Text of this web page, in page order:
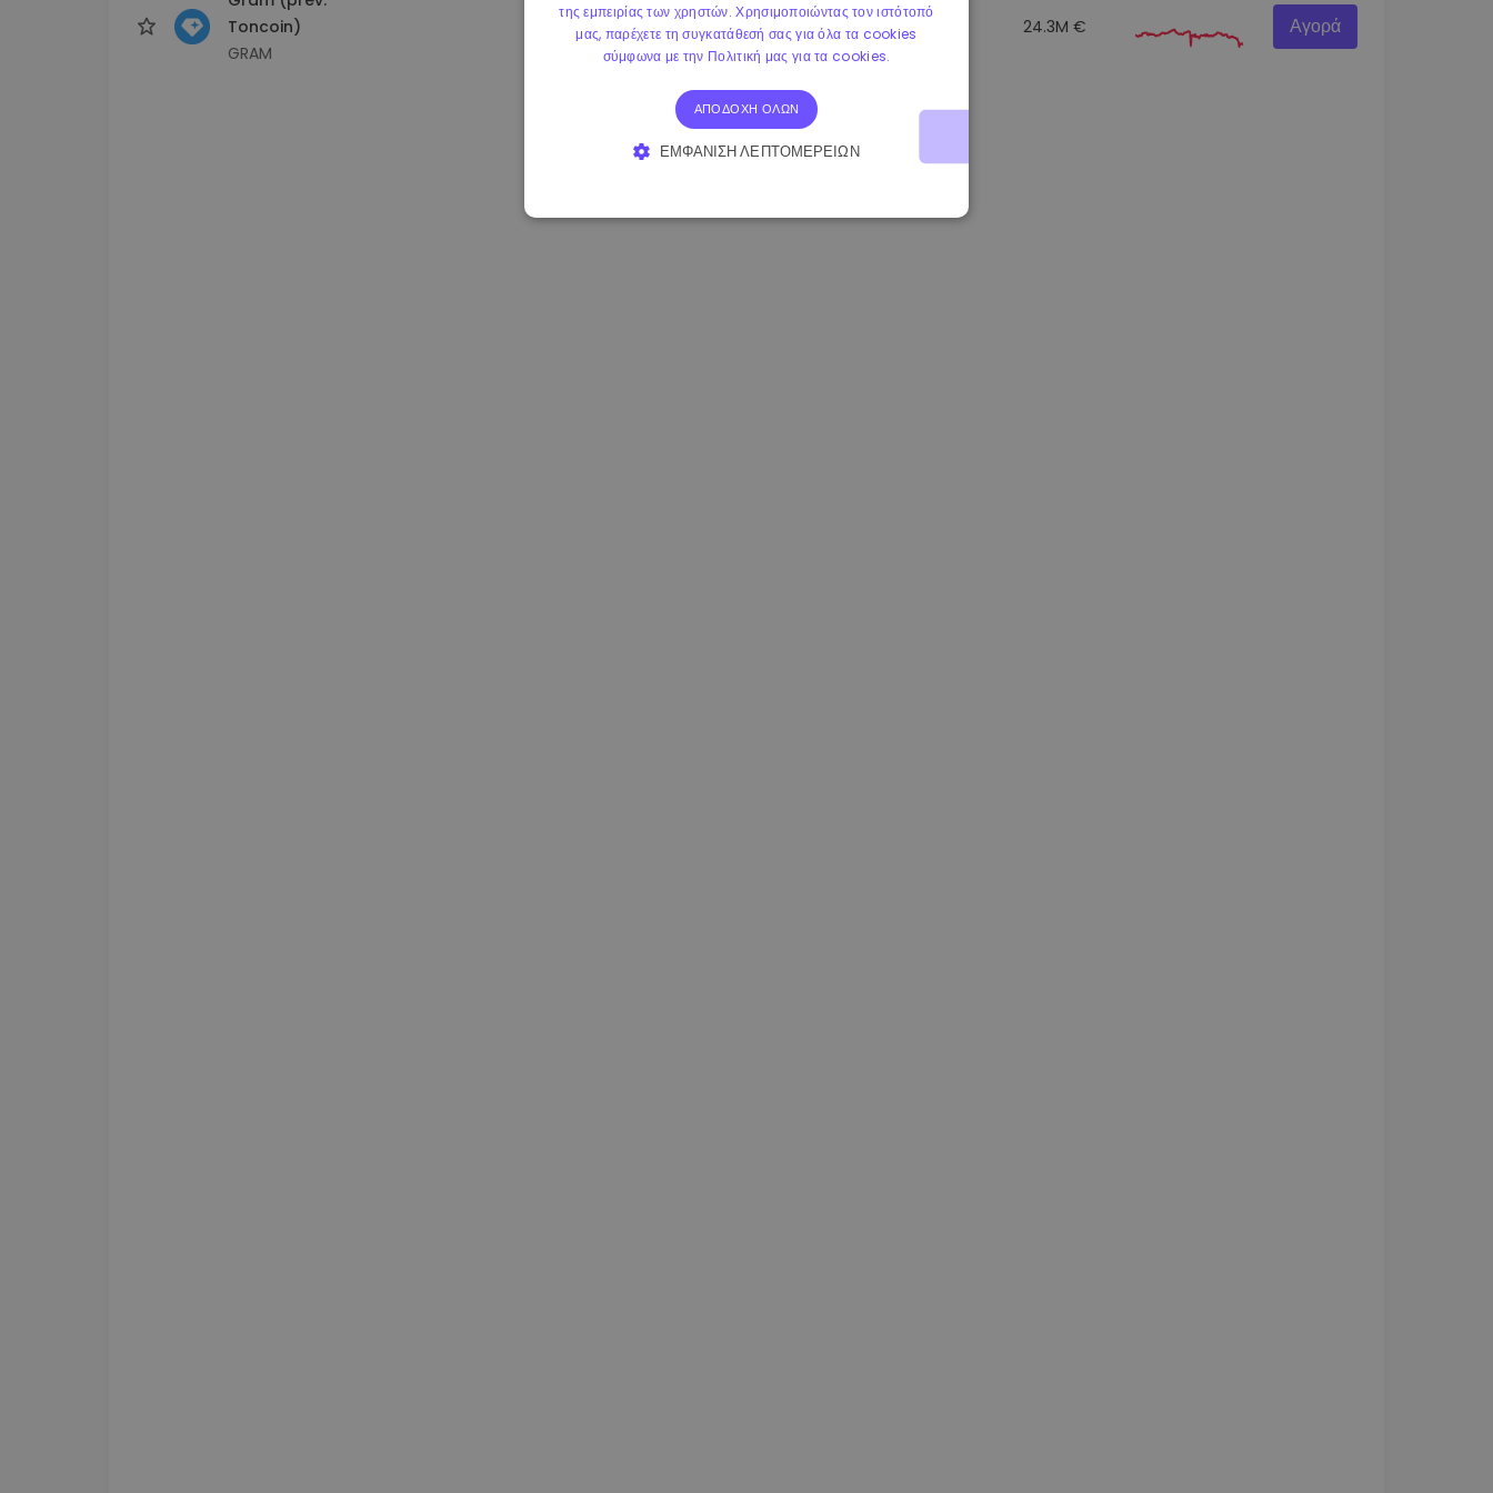
Toncoin)
GRAM
1.160000 € -3.00% 3.2B € 24.3M € Αγορά
της εμπειρίας των χρηστών. Χρησιμοποιώντας τον ιστότοπό
μας, παρέχετε τη συγκατάθεσή σας για όλα τα cookies
σύμφωνα με την Πολιτική μας για τα cookies.
ΑΠΟΔΟΧΉ ΌΛΩΝ
ΕΜΦΆΝΙΣΗ ΛΕΠΤΟΜΕΡΕΙΏΝ